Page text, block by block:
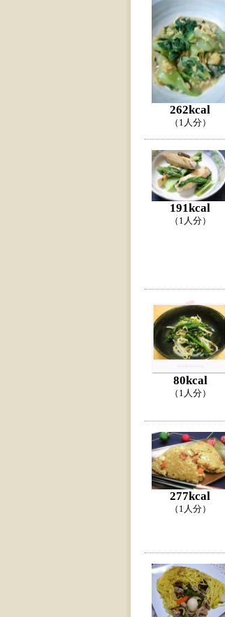
262kcal
（1人分）
191kcal
（1人分）
80kcal
（1人分）
277kcal
（1人分）